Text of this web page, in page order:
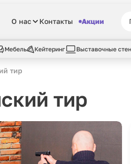
О нас Контакты Акции
Мебель Кейтеринг Выставочные
тир
тир